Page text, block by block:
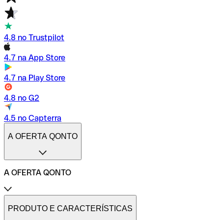
4.8 no Trustpilot
4.7 na App Store
4.7 na Play Store
4.8 no G2
4.5 no Capterra
A OFERTA QONTO
A OFERTA QONTO
Tarifas
Conta profissional online
PRODUTO E CARACTERÍSTICAS